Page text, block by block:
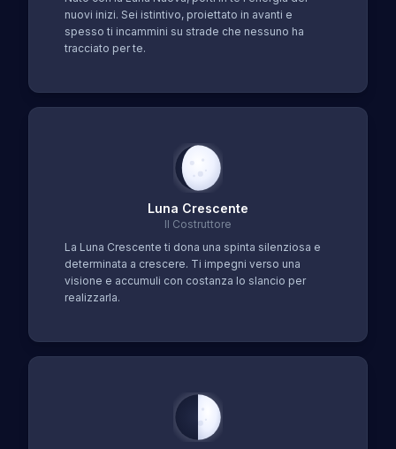
nuovi inizi. Sei istintivo, proiettato in avanti e
spesso ti incammini su strade che nessuno ha
tracciato per te.
Luna Crescente
Il Costruttore
La Luna Crescente ti dona una spinta silenziosa e
determinata a crescere. Ti impegni verso una
visione e accumuli con costanza lo slancio per
realizzarla.